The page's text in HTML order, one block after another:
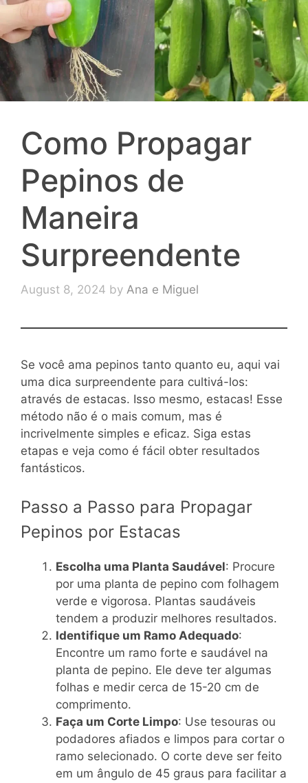
Como Propagar
Pepinos de
Maneira
Surpreendente
August 8, 2024 by Ana e Miguel
Se você ama pepinos tanto quanto eu, aqui vai
uma dica surpreendente para cultivá-los:
através de estacas. Isso mesmo, estacas! Esse
método não é o mais comum, mas é
incrivelmente simples e eficaz. Siga estas
etapas e veja como é fácil obter resultados
fantásticos.
Passo a Passo para Propagar
Pepinos por Estacas
Escolha uma Planta Saudável: Procure
por uma planta de pepino com folhagem
verde e vigorosa. Plantas saudáveis
tendem a produzir melhores resultados.
Identifique um Ramo Adequado:
Encontre um ramo forte e saudável na
planta de pepino. Ele deve ter algumas
folhas e medir cerca de 15-20 cm de
comprimento.
Faça um Corte Limpo: Use tesouras ou
podadores afiados e limpos para cortar o
ramo selecionado. O corte deve ser feito
em um ângulo de 45 graus para facilitar a